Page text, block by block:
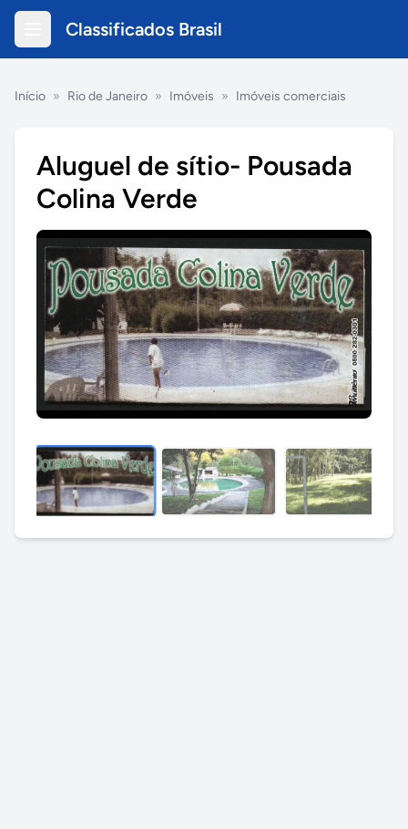
Classificados Brasil
Início » Rio de Janeiro » Imóveis » Imóveis comerciais
Aluguel de sítio- Pousada
Colina Verde